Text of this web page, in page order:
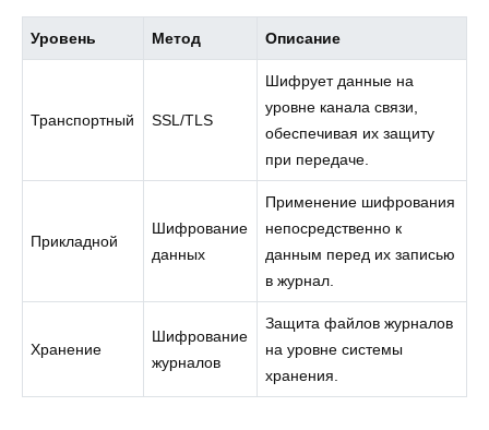
Уровень Метод Описание
Транспортный SSL/TLS
Шифрует данные на
уровне канала связи,
обеспечивая их защиту
при передаче.
Прикладной
Шифрование
данных
Применение шифрования
непосредственно к
данным перед их записью
в журнал.
Хранение
Шифрование
журналов
Защита файлов журналов
на уровне системы
хранения.